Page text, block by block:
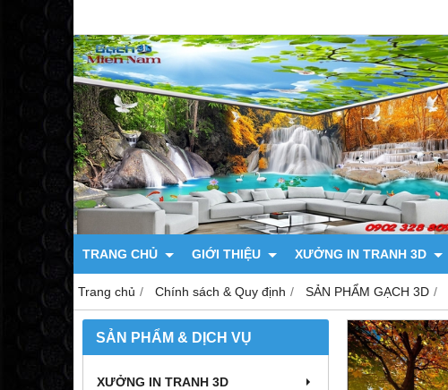
TRANG CHỦ GIỚI THIỆU XƯỞNG IN TRANH 3D
Trang chủ Chính sách & Quy định SẢN PHẨM GẠCH 3D
SẢN PHẨM & DỊCH VỤ
XƯỞNG IN TRANH 3D